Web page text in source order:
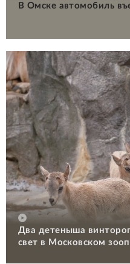
В Омске автомобиль
Два детеныша
свет в Московском